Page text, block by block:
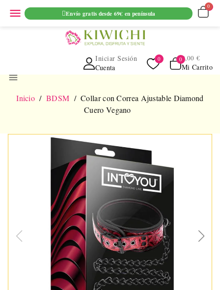
ENVIO GRATUITO EN PEDIDOS SUPERIORES A 69€ EN
PENINSULA
Cuenta
Iniciar Sesión
Mi Carrito
0,00 €
menu
Inicio BDSM
Collar con Correa Ajustable Diamond
Cuero Vegano
menu Envío gratis desde 69€ en península